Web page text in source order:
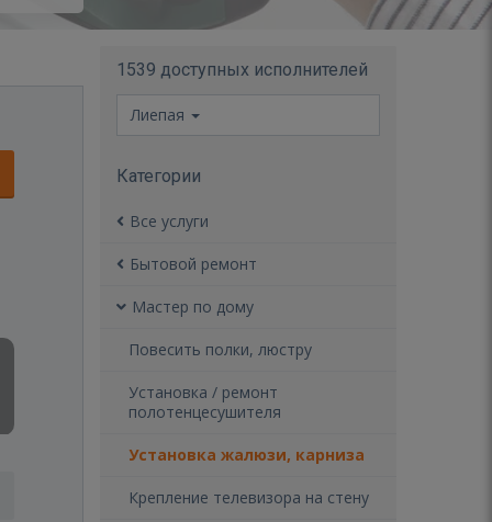
1539 доступных исполнителей
Лиепая
Категории
Все услуги
Бытовой ремонт
Мастер по дому
Повесить полки, люстру
Установка / ремонт
полотенцесушителя
Установка жалюзи, карниза
Крепление телевизора на стену